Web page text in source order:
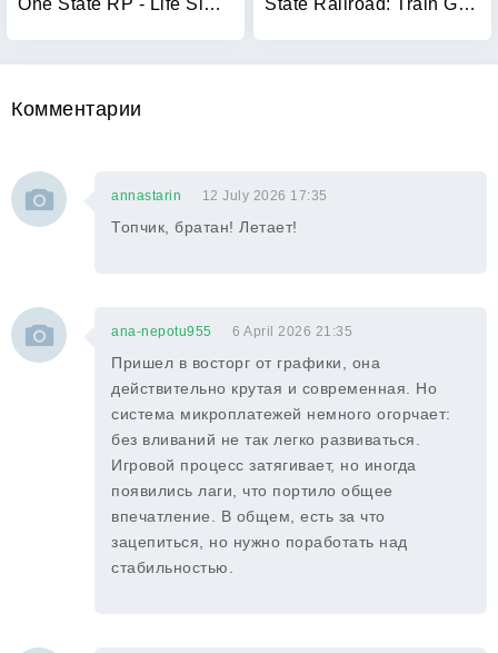
One State RP - Life Simulator State Railroad: Train Game
Комментарии
annastarin 12 July 2026 17:35
Топчик, братан! Летает!
ana-nepotu955 6 April 2026 21:35
Пришел в восторг от графики, она
действительно крутая и современная. Но
система микроплатежей немного огорчает:
без вливаний не так легко развиваться.
Игровой процесс затягивает, но иногда
появились лаги, что портило общее
впечатление. В общем, есть за что
зацепиться, но нужно поработать над
стабильностью.